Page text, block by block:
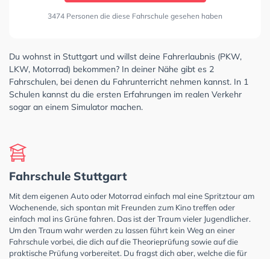
3474 Personen die diese Fahrschule gesehen haben
Du wohnst in Stuttgart und willst deine Fahrerlaubnis (PKW,
LKW, Motorrad) bekommen? In deiner Nähe gibt es 2
Fahrschulen, bei denen du Fahrunterricht nehmen kannst. In 1
Schulen kannst du die ersten Erfahrungen im realen Verkehr
sogar an einem Simulator machen.
Fahrschule Stuttgart
Mit dem eigenen Auto oder Motorrad einfach mal eine Spritztour am
Wochenende, sich spontan mit Freunden zum Kino treffen oder
einfach mal ins Grüne fahren. Das ist der Traum vieler Jugendlicher.
Um den Traum wahr werden zu lassen führt kein Weg an einer
Fahrschule vorbei, die dich auf die Theorieprüfung sowie auf die
praktische Prüfung vorbereitet. Du fragst dich aber, welche die für